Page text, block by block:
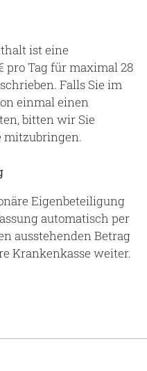
ist eine
pro Tag für maximal 28
Falls Sie im
einmal einen
bitten wir Sie
mitzubringen.
Eigenbeteiligung
automatisch per
ausstehenden Betrag
Krankenkasse weiter.